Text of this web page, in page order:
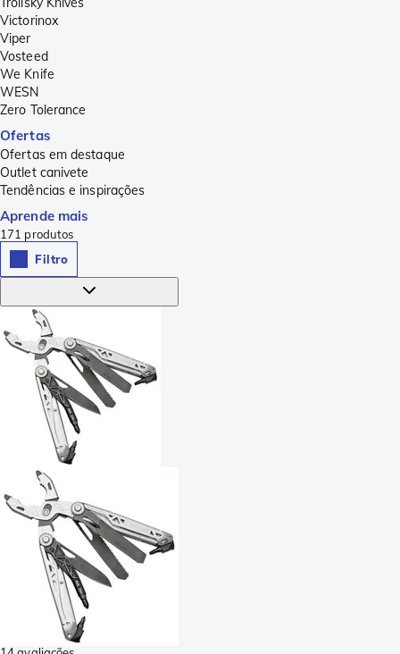
Victorinox
Viper
Vosteed
We Knife
WESN
Zero Tolerance
Ofertas
Ofertas em destaque
Outlet canivete
Tendências e inspirações
Aprende mais
171 produtos
Filtro